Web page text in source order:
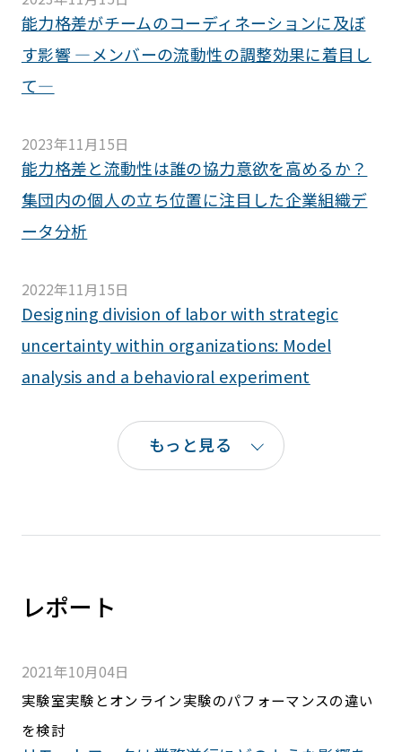
能力格差がチームのコーディネーションに及ぼ
す影響 ―メンバーの流動性の調整効果に着目し
て―
2023年11月15日
能力格差と流動性は誰の協力意欲を高めるか？
集団内の個人の立ち位置に注目した企業組織デ
ータ分析
2022年11月15日
Designing division of labor with strategic
uncertainty within organizations: Model
analysis and a behavioral experiment
もっと見る
レポート
2021年10月04日
実験室実験とオンライン実験のパフォーマンスの違い
を検討